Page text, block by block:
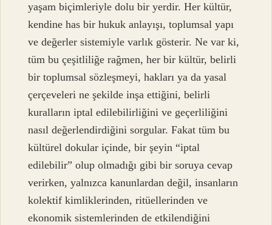
yaşam biçimleriyle dolu bir yerdir. Her kültür,
kendine has bir hukuk anlayışı, toplumsal yapı
ve değerler sistemiyle varlık gösterir. Ne var ki,
tüm bu çeşitliliğe rağmen, her bir kültür, belirli
bir toplumsal sözleşmeyi, hakları ya da yasal
çerçeveleri ne şekilde inşa ettiğini, belirli
kuralların iptal edilebilirliğini ve geçerliliğini
nasıl değerlendirdiğini sorgular. Fakat tüm bu
kültürel dokular içinde, bir şeyin “iptal
edilebilir” olup olmadığı gibi bir soruya cevap
verirken, yalnızca kanunlardan değil, insanların
kolektif kimliklerinden, ritüellerinden ve
ekonomik sistemlerinden de etkilendiğini